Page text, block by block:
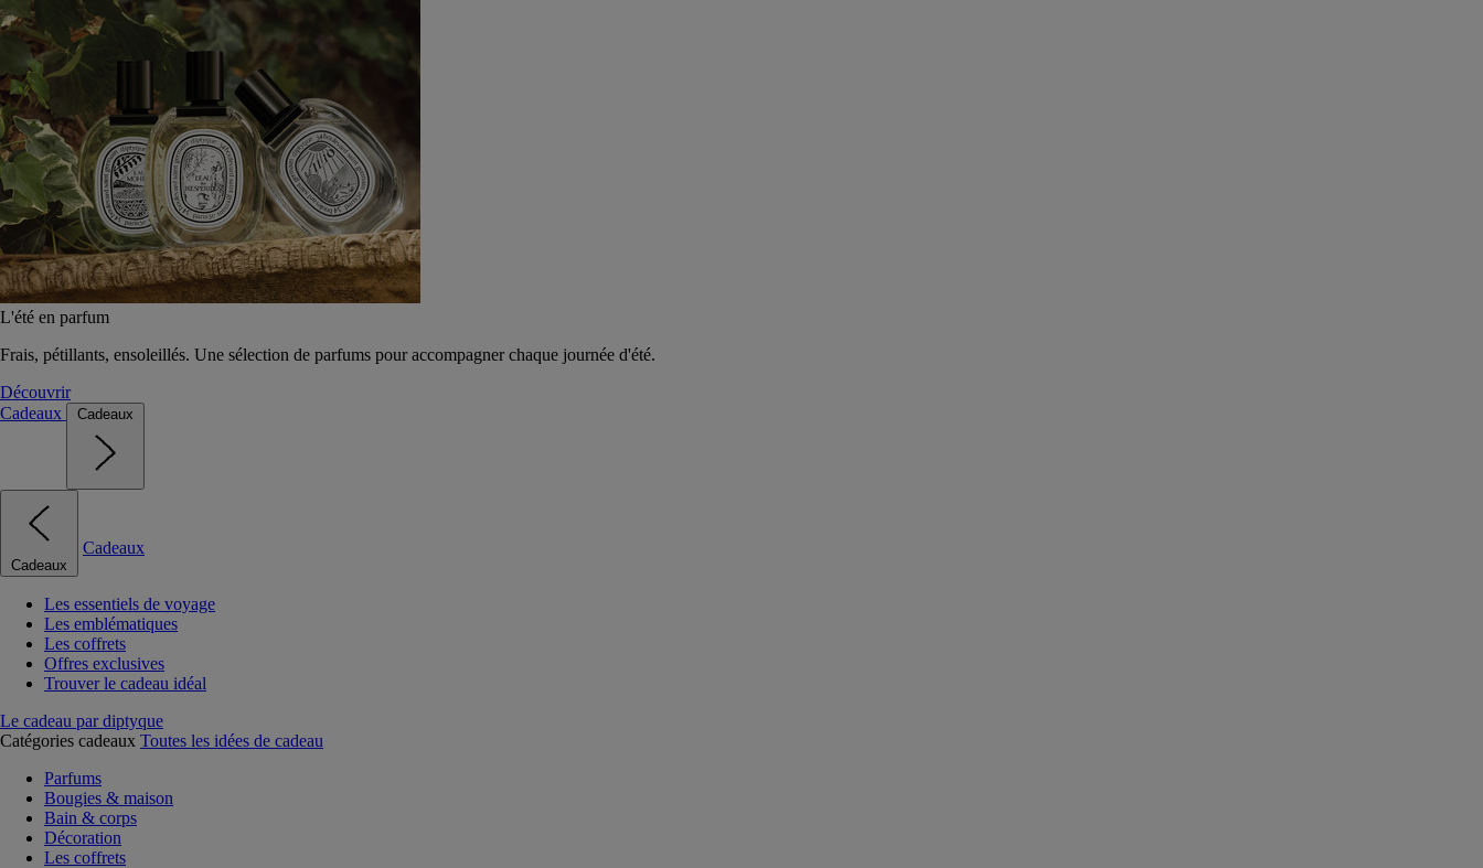
L'été en parfum
Frais, pétillants, ensoleillés. Une sélection de parfums pour accompagner chaque journée d'été.
Découvrir
Cadeaux
Cadeaux
Cadeaux
Cadeaux
Les essentiels de voyage
Les emblématiques
Les coffrets
Offres exclusives
Trouver le cadeau idéal
Le cadeau par diptyque
Catégories cadeaux Toutes les idées de cadeau
Parfums
Bougies & maison
Bain & corps
Décoration
Les coffrets